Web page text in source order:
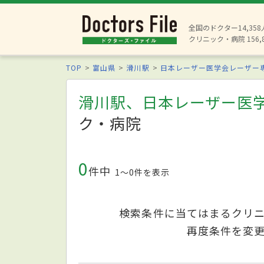
全国のドクター14,358
クリニック・病院
TOP 富山県 滑川駅 日本レーザー医学会レーザー
滑川駅、日本レーザー医
ク・病院
0件中 1〜0件を表示
検索条件に当てはまるクリ
再度条件を変